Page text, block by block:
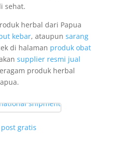
sehat.
herbal dari Papua
kebar, ataupun sarang
di halaman produk obat
supplier resmi jual
produk herbal